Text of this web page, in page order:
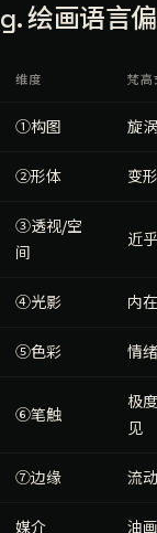
g. 绘画语言
维度 梵高
①构图 旋
②形体 变
③透视/空
间
近
④光影 内
⑤色彩 情
⑥笔触
极
见
⑦边缘 流
媒介 油